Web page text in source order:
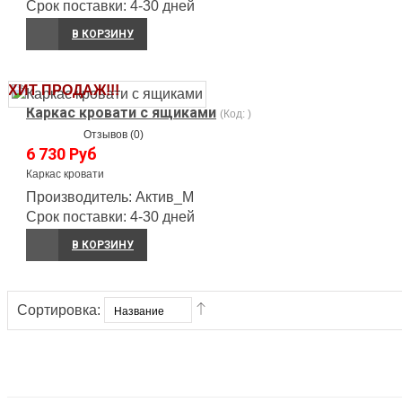
Срок поставки: 4-30 дней
В КОРЗИНУ
ХИТ ПРОДАЖ!!!
Каркас кровати с ящиками (Код: )
Отзывов (0)
6 730 Руб
Каркас кровати
Производитель: Актив_М
Срок поставки: 4-30 дней
В КОРЗИНУ
Сортировка: